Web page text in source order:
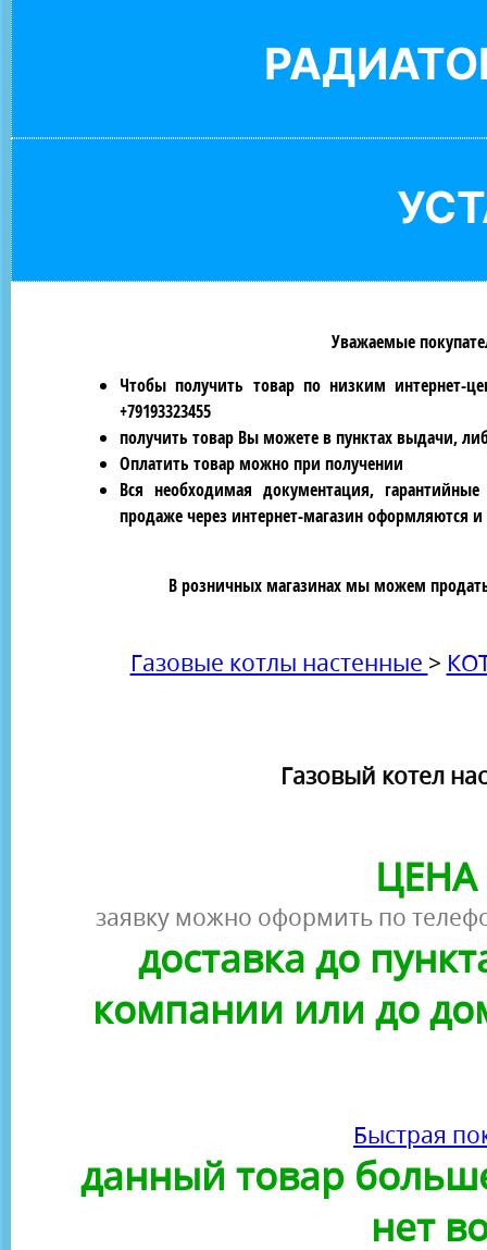
Уважаемые
Чтобы получить товар по низким интернет-
+79193323455
получить товар Вы можете в пунктах выдачи,
Оплатить товар можно при получении
Вся необходимая документация,
продаже через интернет-магазин оформляются
В розничных магазинах мы можем
Газовые котлы настенные >
Газовый котел
ЦЕНА
заявку можно оформить по
доставка до
компании или до
Быстрая
данный товар
нет